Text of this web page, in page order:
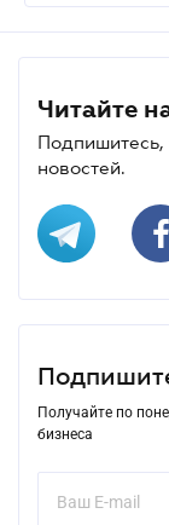
Читайте
Подпишитесь,
новостей.
Получайте по
бизнеса